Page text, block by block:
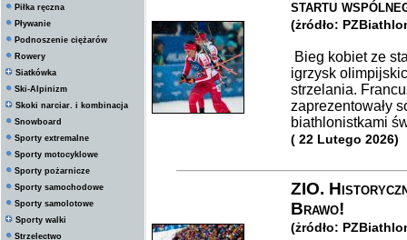
Piłka ręczna
Pływanie
Podnoszenie ciężarów
Rowery
Siatkówka
Ski-Alpinizm
Skoki narciar. i kombinacja
Snowboard
Sporty extremalne
Sporty motocyklowe
Sporty pożarnicze
Sporty samochodowe
Sporty samolotowe
Sporty walki
Strzelectwo
startu
(żródło:
Bieg kobiet ze
igrzysk
strzelania.
zaprezentowały
biathlonistkami
( 22 Lutego 2026)
ZIO.
Brawo!
(żródło: